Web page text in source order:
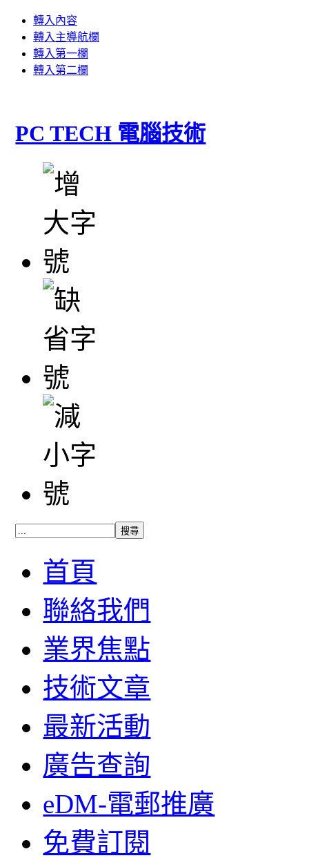
轉入內容
轉入主導航欄
轉入第一欄
轉入第二欄
PC TECH 電腦技術
首頁
聯絡我們
業界焦點
技術文章
最新活動
廣告查詢
eDM-電郵推廣
免費訂閱